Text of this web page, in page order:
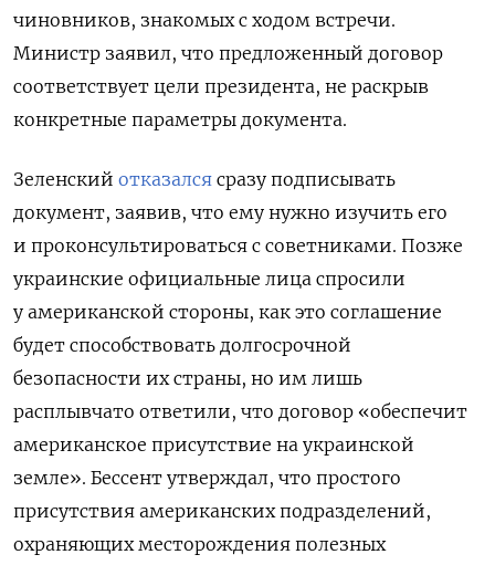
чиновников, знакомых с ходом встречи.
Министр заявил, что предложенный договор
соответствует цели президента, не раскрыв
конкретные параметры документа.
Зеленский отказался сразу подписывать
документ, заявив, что ему нужно изучить его
и проконсультироваться с советниками. Позже
украинские официальные лица спросили
у американской стороны, как это соглашение
будет способствовать долгосрочной
безопасности их страны, но им лишь
расплывчато ответили, что договор «обеспечит
американское присутствие на украинской
земле». Бессент утверждал, что простого
присутствия американских подразделений,
охраняющих месторождения полезных